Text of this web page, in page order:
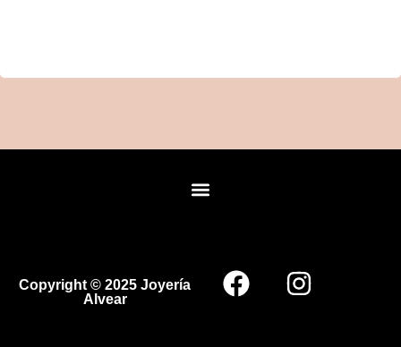
Copyright © 2025 Joyería
Alvear